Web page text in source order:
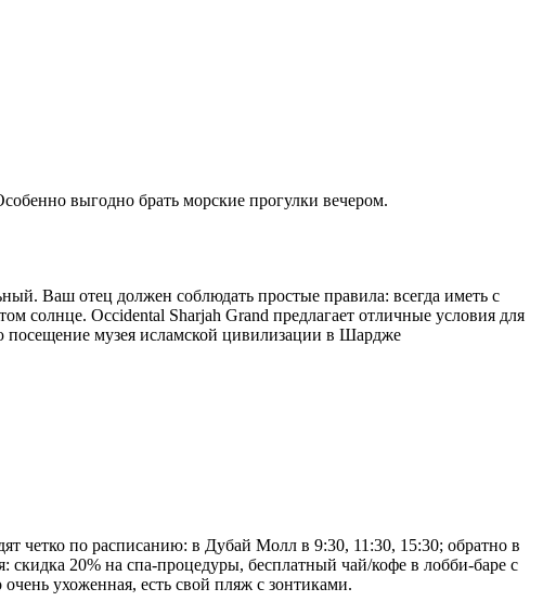
выгодно брать морские прогулки вечером.
Ваш отец должен соблюдать простые правила: всегда иметь с
солнце. Occidental Sharjah Grand предлагает отличные условия для
посещение музея исламской цивилизации в Шардже
четко по расписанию: в Дубай Молл в 9:30, 11:30, 15:30; обратно в
20% на спа-процедуры, бесплатный чай/кофе в лобби-баре с
ухоженная, есть свой пляж с зонтиками.